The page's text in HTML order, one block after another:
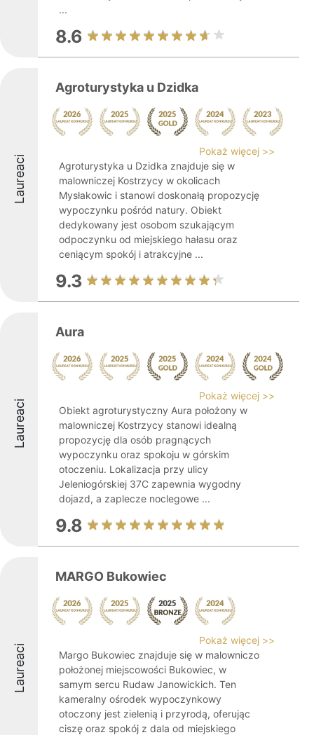
...
8.6
Laureaci
Agroturystyka u Dzidka
Pokaż więcej >>
Agroturystyka u Dzidka znajduje się w
malowniczej Kostrzycy w okolicach
Mysłakowic i stanowi doskonałą propozycję
wypoczynku pośród natury. Obiekt
dedykowany jest osobom szukającym
odpoczynku od miejskiego hałasu oraz
ceniącym spokój i atrakcyjne ...
9.3
Laureaci
Aura
Pokaż więcej >>
Obiekt agroturystyczny Aura położony w
malowniczej Kostrzycy stanowi idealną
propozycję dla osób pragnących
wypoczynku oraz spokoju w górskim
otoczeniu. Lokalizacja przy ulicy
Jeleniogórskiej 37C zapewnia wygodny
dojazd, a zaplecze noclegowe ...
9.8
Laureaci
MARGO Bukowiec
Pokaż więcej >>
Margo Bukowiec znajduje się w malowniczo
położonej miejscowości Bukowiec, w
samym sercu Rudaw Janowickich. Ten
kameralny ośrodek wypoczynkowy
otoczony jest zielenią i przyrodą, oferując
ciszę oraz spokój z dala od miejskiego